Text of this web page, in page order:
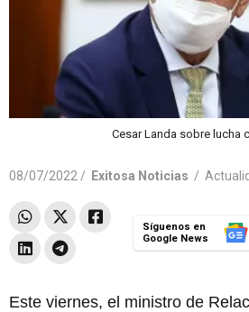
Cesar Landa sobre lucha
08/07/2022 / Exitosa Noticias /
Síguenos en
Google News
Este viernes, el ministro de